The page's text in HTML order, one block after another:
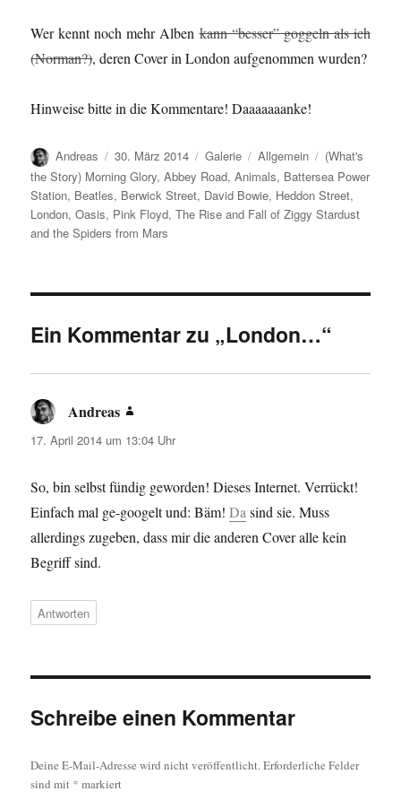
Wer kennt noch mehr Albenkann “besser” goggeln als ich
(Norman?), deren Cover in London aufgenommen wurden?
Hinweise bitte in die Kommentare! Daaaaaaanke!
Autor
Andreas
Veröffentlicht
am
30. März 2014 Format
Galerie Kategorien
Allgemein Schlagwörter
(What's
the Story) Morning Glory,Abbey Road,Animals, Battersea Power
Station, Beatles, Berwick Street, David Bowie, Heddon Street,
London,Oasis, Pink Floyd,The Rise and Fall of Ziggy Stardust
and the Spiders from Mars
Ein Kommentar zu „London…“
Andreas
17. April 2014 um 13:04 Uhr
So, bin selbst fündig geworden! Dieses Internet. Verrückt!
Einfach mal ge-googelt und: Bäm!Da sind sie. Muss
allerdings zugeben, dass mir die anderen Cover alle kein
Begriff sind.
Antworten
Schreibe einen Kommentar
Deine E-Mail-Adresse wird nicht veröffentlicht. Erforderliche Felder
sind mit * markiert